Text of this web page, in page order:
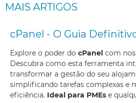
MAIS ARTIGOS
cPanel - O Guia
Explore o poder do cPanel com
Descubra como esta ferramenta
transformar a gestão do seu
simplificando tarefas complexas e
eficiência. Ideal para PMEs e